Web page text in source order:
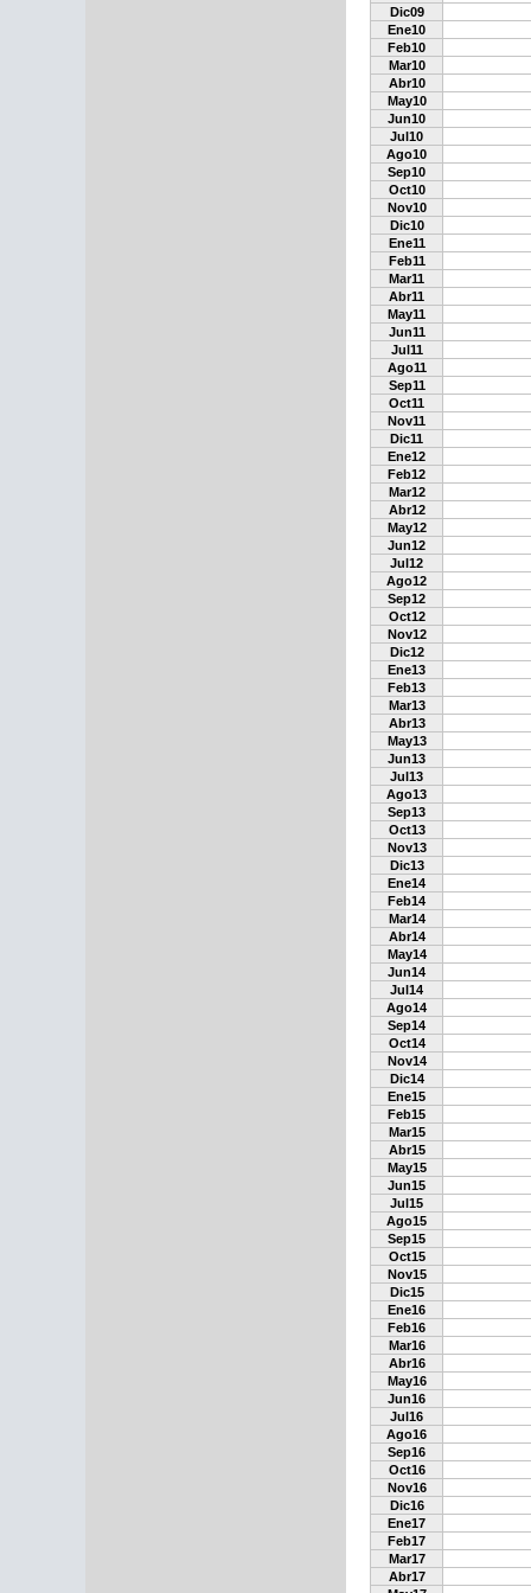
Dic09
Ene10
Feb10
Mar10
Abr10
May10
Jun10
Jul10
Ago10
Sep10
Oct10
Nov10
Dic10
Ene11
Feb11
Mar11
Abr11
May11
Jun11
Jul11
Ago11
Sep11
Oct11
Nov11
Dic11
Ene12
Feb12
Mar12
Abr12
May12
Jun12
Jul12
Ago12
Sep12
Oct12
Nov12
Dic12
Ene13
Feb13
Mar13
Abr13
May13
Jun13
Jul13
Ago13
Sep13
Oct13
Nov13
Dic13
Ene14
Feb14
Mar14
Abr14
May14
Jun14
Jul14
Ago14
Sep14
Oct14
Nov14
Dic14
Ene15
Feb15
Mar15
Abr15
May15
Jun15
Jul15
Ago15
Sep15
Oct15
Nov15
Dic15
Ene16
Feb16
Mar16
Abr16
May16
Jun16
Jul16
Ago16
Sep16
Oct16
Nov16
Dic16
Ene17
Feb17
Mar17
Abr17